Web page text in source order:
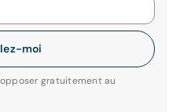
moi
gratuitement au